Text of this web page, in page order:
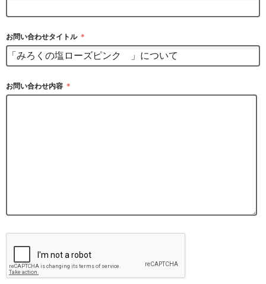
お問い合わせタイトル ＊
お問い合わせ内容 ＊